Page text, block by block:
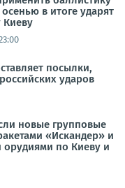
в итоге ударят
Киеву
посылки,
ударов
новые групповые
«Искандер» и
по Киеву и